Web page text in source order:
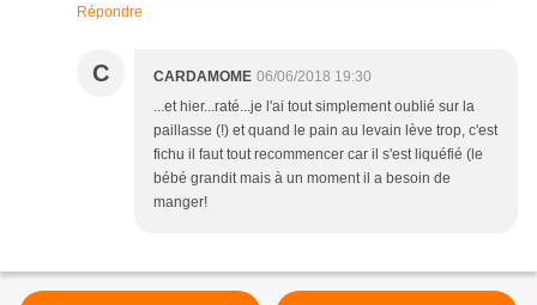
Répondre
C CARDAMOME 06/06/2018 19:30
...et hier...raté...je l'ai tout simplement oublié sur la
paillasse (!) et quand le pain au levain lève trop, c'est
fichu il faut tout recommencer car il s'est liquéfié (le
bébé grandit mais à un moment il a besoin de
manger!